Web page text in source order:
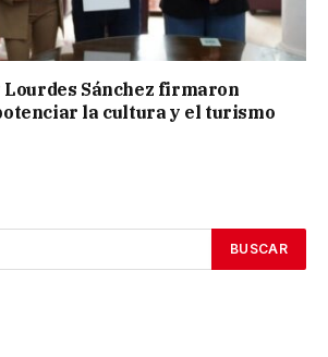
Lourdes Sánchez firmaron
la cultura y el turismo